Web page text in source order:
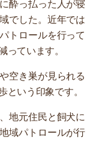
酔っ払った人が寝
でした。近年では
トロールを行って
っています。
空き巣が見られる
という印象です。
地元住民と飼犬に
域パトロールが行